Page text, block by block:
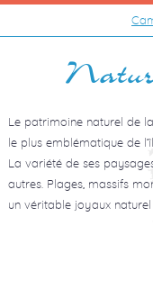
Le patrimoine naturel de
le plus emblématique de
La variété de ses
autres. Plages, massifs
un véritable joyaux